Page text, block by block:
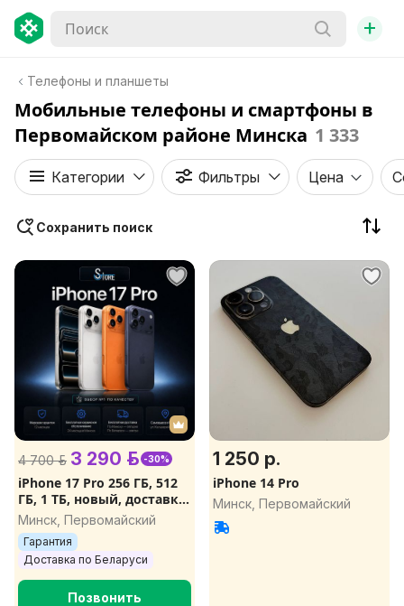
+
Телефоны и планшеты
Мобильные телефоны и смартфоны в
Первомайском районе Минска 1 333
Категории Фильтры Цена
Сохранить поиск
4 700 р. 3 290 р. -30%
iPhone 17 Pro 256 ГБ, 512
ГБ, 1 ТБ, новый, доставка
сегодня
Минск, Первомайский
Гарантия
Доставка по Беларуси
Позвонить
1 250 р.
iPhone 14 Pro
Минск, Первомайский